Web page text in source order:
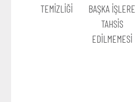
TEMİZLİĞİ
BAŞKA İŞLERE
TAHSİS
EDİLMEMESİ